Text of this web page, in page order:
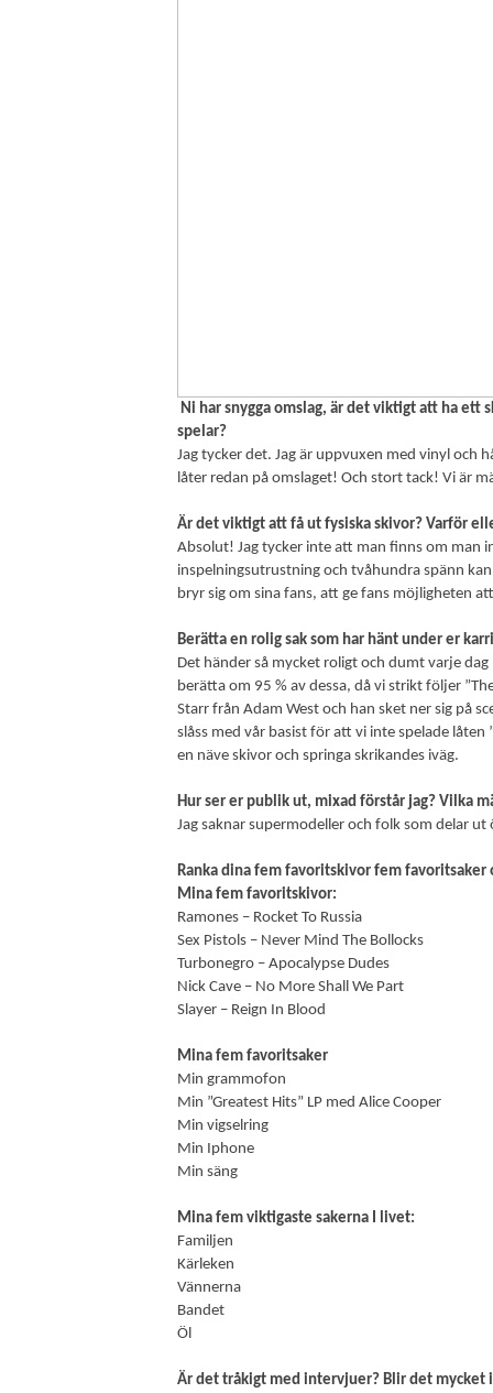
Ni har snygga omslag, är det viktigt att ha ett
spelar?
Jag tycker det. Jag är uppvuxen med vinyl och
låter redan på omslaget! Och stort tack! Vi är
Är det viktigt att få ut fysiska skivor? Varför
Absolut! Jag tycker inte att man finns om man
inspelningsutrustning och tvåhundra spänn
bryr sig om sina fans, att ge fans möjligheten
Berätta en rolig sak som har hänt under er
Det händer så mycket roligt och dumt varje
berätta om 95 % av dessa, då vi strikt följer
Starr från Adam West och han sket ner sig på
slåss med vår basist för att vi inte spelade
en näve skivor och springa skrikandes iväg.
Hur ser er publik ut, mixad förstår jag? Vilka
Jag saknar supermodeller och folk som delar ut
Ranka dina fem favoritskivor fem
Mina fem favoritskivor:
Ramones – Rocket To Russia
Sex Pistols – Never Mind The Bollocks
Turbonegro – Apocalypse Dudes
Nick Cave – No More Shall We Part
Slayer – Reign In Blood
Mina fem favoritsaker
Min grammofon
Min ”Greatest Hits” LP med Alice Cooper
Min vigselring
Min Iphone
Min säng
Mina fem viktigaste sakerna I livet:
Familjen
Kärleken
Vännerna
Bandet
Öl
Är det tråkigt med intervjuer? Blir det mycket